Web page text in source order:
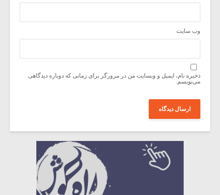
وب‌ سایت
ذخیره نام، ایمیل و وبسایت من در مرورگر برای زمانی که دوباره دیدگاهی
می‌نویسم.